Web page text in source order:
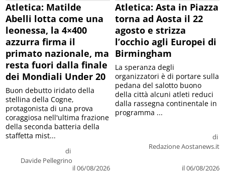
Atletica: Matilde
Abelli lotta come una
leonessa, la 4×400
azzurra firma il
primato nazionale, ma
resta fuori dalla finale
dei Mondiali Under 20
di
Davide Pellegrino
il 06/08/2026
Buon debutto iridato della
stellina della Cogne,
protagonista di una prova
coraggiosa nell'ultima frazione
della seconda batteria della
staffetta mist...
Atletica: Asta in Piazza
torna ad Aosta il 22
agosto e strizza
l’occhio agli Europei di
Birmingham
di
Redazione Aostanews.it
il 06/08/2026
La speranza degli
organizzatori è di portare sulla
pedana del salotto buono
della città alcuni atleti reduci
dalla rassegna continentale in
programma ...